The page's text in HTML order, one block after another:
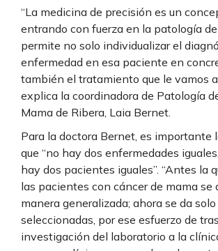
“La medicina de precisión es un
entrando con fuerza en la patología
permite no solo individualizar el
enfermedad en esa paciente en
también el tratamiento que le vamos a
explica la coordinadora de Patología
Mama de Ribera, Laia Bernet.
Para la doctora Bernet, es importante
que “no hay dos enfermedades
hay dos pacientes iguales”. “Antes la
las pacientes con cáncer de mama se
manera generalizada; ahora se da
seleccionadas, por ese esfuerzo de
investigación del laboratorio a la